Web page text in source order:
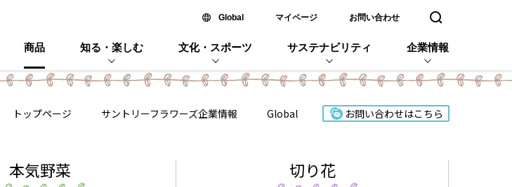
Global新しいウィンドウで開く
マイページ お問い合わせ 検索窓を開く
商品 知る・楽しむ 文化・スポーツ サステナビリティ 企業情報
トップページ サントリーフラワーズ企業情報 Global お問い合わせはこちら
本気野菜 切り花